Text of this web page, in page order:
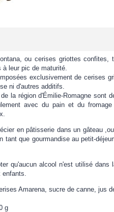
ou cerises griottes
leur pic de maturité.
exclusivement de cerises
ni d'autres additifs.
de la région d'Émilie-Romagne
avec du pain et du
en pâtisserie dans un gâteau
tant que gourmandise au petit-
qu'aucun alcool n'est utilisé dans
Amarena, sucre de canne, jus
g